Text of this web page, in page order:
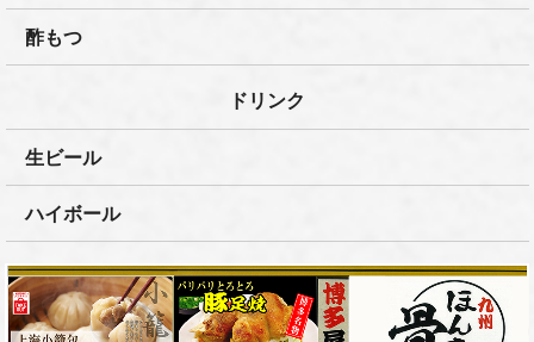
酢もつ
ドリンク
生ビール
ハイボール